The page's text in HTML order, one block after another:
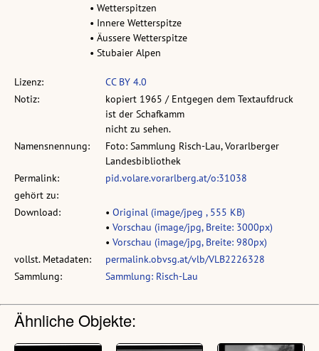
• Wetterspitzen
• Innere Wetterspitze
• Äussere Wetterspitze
• Stubaier Alpen
Lizenz:
CC BY 4.0
Notiz:
kopiert 1965 / Entgegen dem Textaufdruck
ist der Schafkamm
nicht zu sehen.
Namensnennung:
Foto: Sammlung Risch-Lau, Vorarlberger
Landesbibliothek
Permalink:
pid.volare.vorarlberg.at/o:31038
gehört zu:
Download:
• Original (image/jpeg , 555 KB)
• Vorschau (image/jpg, Breite: 3000px)
• Vorschau (image/jpg, Breite: 980px)
vollst. Metadaten:
permalink.obvsg.at/vlb/VLB2226328
Sammlung:
Sammlung: Risch-Lau
Ähnliche Objekte: